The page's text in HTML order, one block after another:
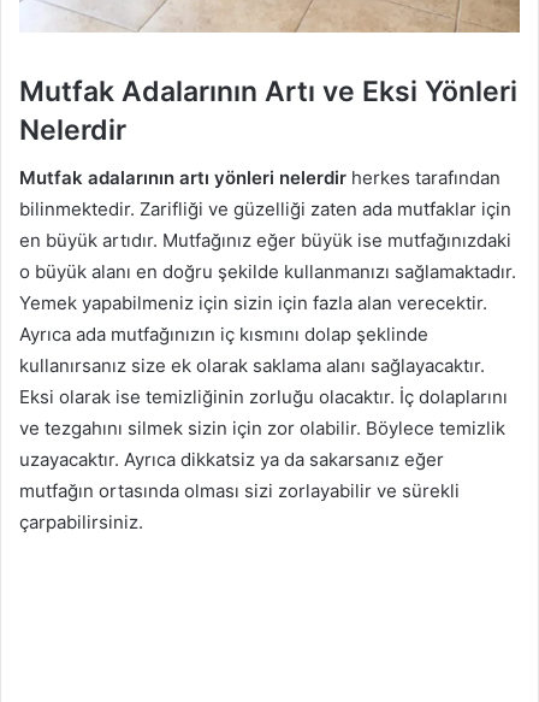
Mutfak Adalarının Artı ve Eksi Yönleri
Nelerdir
Mutfak adalarının artı yönleri nelerdir herkes tarafından
bilinmektedir. Zarifliği ve güzelliği zaten ada mutfaklar için
en büyük artıdır. Mutfağınız eğer büyük ise mutfağınızdaki
o büyük alanı en doğru şekilde kullanmanızı sağlamaktadır.
Yemek yapabilmeniz için sizin için fazla alan verecektir.
Ayrıca ada mutfağınızın iç kısmını dolap şeklinde
kullanırsanız size ek olarak saklama alanı sağlayacaktır.
Eksi olarak ise temizliğinin zorluğu olacaktır. İç dolaplarını
ve tezgahını silmek sizin için zor olabilir. Böylece temizlik
uzayacaktır. Ayrıca dikkatsiz ya da sakarsanız eğer
mutfağın ortasında olması sizi zorlayabilir ve sürekli
çarpabilirsiniz.